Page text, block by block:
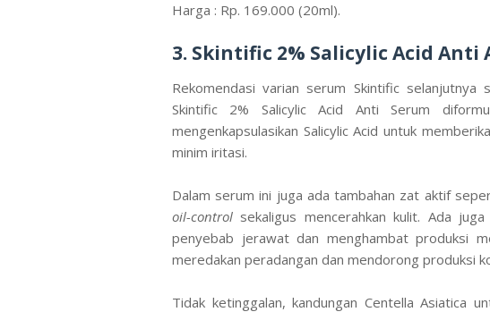
Harga : Rp. 169.000 (20ml).
3. Skintific 2% Salicylic Acid Anti
Rekomendasi varian serum Skintific
Skintific 2% Salicylic Acid Anti Serum
mengenkapsulasikan Salicylic Acid untuk
minim iritasi.
Dalam serum ini juga ada tambahan zat aktif
oil-control sekaligus mencerahkan kulit. Ada
penyebab jerawat dan menghambat produksi
meredakan peradangan dan mendorong produksi
Tidak ketinggalan, kandungan Centella Asiatica